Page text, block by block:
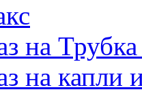
на
на капли